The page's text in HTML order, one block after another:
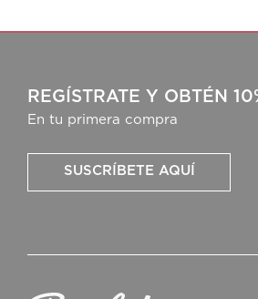
REGÍSTRATE Y OBTÉN
En tu primera compra
SUSCRÍBETE AQUÍ